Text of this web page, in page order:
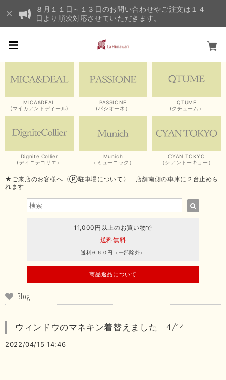
８月１１日～１３日のお問い合わせやご注文は１４
日より順次対応させていただきます。
MICA&DEAL
(マイカアンドディール)
PASSIONE
(パシオーネ）
QTUME
(クチューム）
Dignite Collier
(ディニテコリエ）
Munich
（ミューニック）
CYAN TOKYO
（シアントーキョー）
★ご来店のお客様へ〈Ⓟ駐車場について〉 店舗南側の車庫に２台止めら
れます
11,000円以上のお買い物で
送料無料
送料６６０円（一部除外）
商品返品について
Blog
ウィンドウのマネキン着替えました 4/14
2022/04/15 14:46